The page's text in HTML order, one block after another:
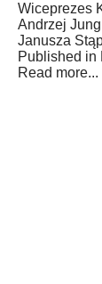
Wiceprezes
Andrzej
Janusza
Published in
Read more...